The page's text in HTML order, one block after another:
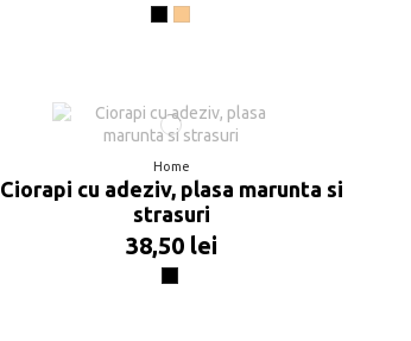
NegruPlaya F
Home
Ciorapi cu adeziv, plasa marunta si
strasuri
38,50 lei
Negru